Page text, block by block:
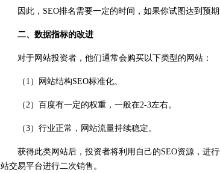
因此，SEO排名需要一定的时间，如果你试图达到预
二、数据指标的改进
对于网站投资者，他们通常会购买以下类型的网站：
（1）网站结构SEO标准化。
（2）百度有一定的权重，一般在2-3左右。
（3）行业正常，网站流量持续稳定。
获得此类网站后，投资者将利用自己的SEO资源，进
站交易平台进行二次销售。